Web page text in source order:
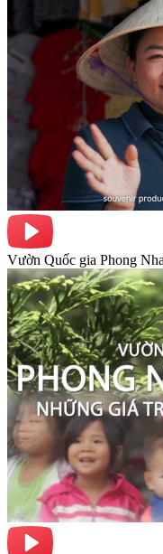
Vườn Quốc gia Phong